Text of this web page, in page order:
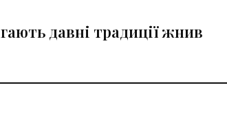
давні традиції жнив